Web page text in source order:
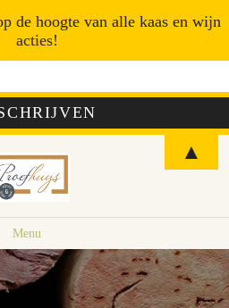
Menu
de hoogte van alle kaas en wijn
acties!
▲